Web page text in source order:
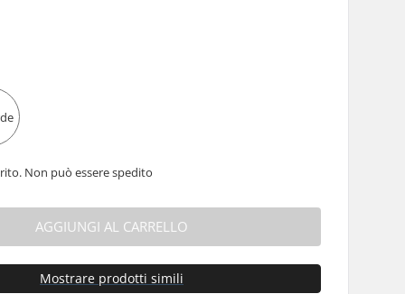
Non può essere spedito
AGGIUNGI AL CARRELLO
Mostrare prodotti simili